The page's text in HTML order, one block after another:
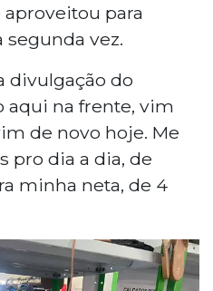
aproveitou para
segunda vez.
divulgação do
aqui na frente, vim
de novo hoje. Me
pro dia a dia, de
minha neta, de 4